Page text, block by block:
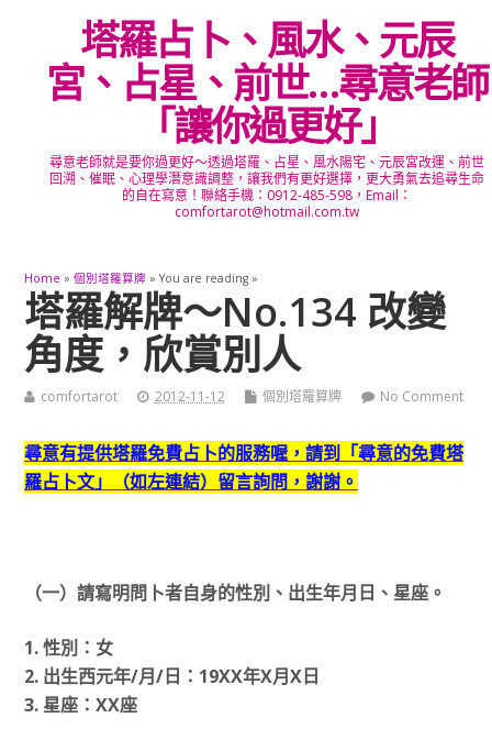
塔羅占卜、風水、元辰
宮、占星、前世…尋意老師
「讓你過更好」
尋意老師就是要你過更好～透過塔羅、占星、風水陽宅、元辰宮改運、前世
回溯、催眠、心理學潛意識調整，讓我們有更好選擇，更大勇氣去追尋生命
的自在寫意！聯絡手機：0912-485-598，Email：
comfortarot@hotmail.com.tw
Home » 個別塔羅算牌 » You are reading »
塔羅解牌～No.134 改變
角度，欣賞別人
comfortarot 2012-11-12 個別塔羅算牌 No Comment
尋意有提供塔羅免費占卜的服務喔， 請到「尋意的免費塔
羅占卜文」（如左連結）留言詢問，謝謝。
（一）請寫明問卜者自身的性別、出生年月日、星座。
1. 性別：女
2. 出生西元年/月/日：19XX年X月X日
3. 星座：XX座